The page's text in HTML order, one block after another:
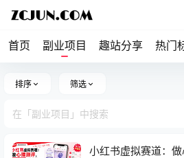
首页 副业项目 趣站分享 热门
排序 筛选
小红书虚拟赛道：做